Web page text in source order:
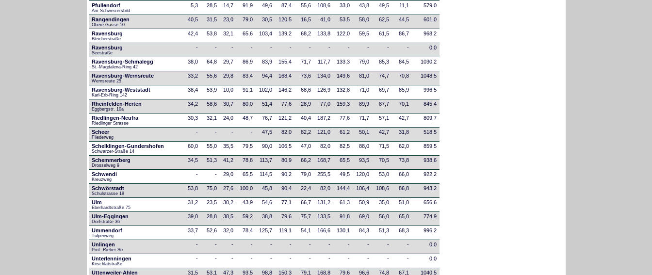
Pfullendorf
Am Schweizersbild
5,3 28,5 14,7 91,9 49,6 87,4 55,6 108,6 33,0 43,8 49,5 11,1 579,0
Rangendingen
Obere Gasse 10
40,5 31,5 23,0 79,0 30,5 120,5 16,5 41,0 53,5 58,0 62,5 44,5 601,0
Ravensburg
Bleicherstraße
42,4 53,8 32,1 65,6 103,4 139,2 68,2 133,8 122,0 59,5 61,5 86,7 968,2
Ravensburg
Seestraße
- - - - - - - - - - - - 0,0
Ravensburg-Schmalegg
St.-Magdalena-Ring 42
38,0 64,8 29,7 86,9 83,9 155,4 71,7 117,7 133,3 79,0 85,3 84,5 1030,2
Ravensburg-Wernsreute
Wernsreute 25
33,2 55,6 29,8 83,4 94,4 168,4 73,6 134,0 149,6 81,0 74,7 70,8 1048,5
Ravensburg-Weststadt
Karl-Erb-Ring 142
38,4 53,9 10,0 91,1 102,0 146,2 68,6 126,9 132,8 71,0 69,7 85,9 996,5
Rheinfelden-Herten
Eggbergstr. 10a
34,2 58,6 30,7 80,0 51,4 77,6 28,9 77,0 159,3 89,9 87,7 70,1 845,4
Riedlingen-Neufra
Riedlinger Strasse
30,3 32,1 24,0 48,7 76,7 121,2 40,4 187,2 77,6 71,7 57,1 42,7 809,7
Scheer
Fliederweg
- - - - 47,5 82,0 82,2 121,0 61,2 50,1 42,7 31,8 518,5
Schelklingen-Gundershofen
Schwarzer-Straße 14
60,0 55,0 35,5 79,5 90,0 106,5 47,0 82,0 82,5 88,0 71,5 62,0 859,5
Schemmerberg
Drosselweg 9
34,5 51,3 41,2 78,8 113,7 80,9 66,2 168,7 65,5 93,5 70,5 73,8 938,6
Schwendi
Kreuzweg
- - 29,0 65,5 114,5 90,2 79,0 255,5 49,5 120,0 53,0 66,0 922,2
Schwörstadt
Schulstrasse 19
53,8 75,0 27,6 100,0 45,8 90,4 22,4 82,0 144,4 106,4 108,6 86,8 943,2
Ulm
Eberhardtstraße 75
31,2 23,5 30,2 43,9 54,6 77,1 66,7 131,2 61,3 50,9 35,0 51,0 656,6
Ulm-Eggingen
Dorfstraße 36
39,0 28,8 38,5 59,2 38,8 79,6 75,7 133,5 91,8 69,0 56,0 65,0 774,9
Ummendorf
Tulpenweg
33,7 52,6 32,0 78,4 125,7 119,1 54,1 166,6 130,1 84,3 51,3 68,3 996,2
Unlingen
Prof.-Rieber-Str.
- - - - - - - - - - - - 0,0
Unterlenningen
Kirschlatstraße
- - - - - - - - - - - - 0,0
Uttenweiler-Ahlen 31,5 53,1 47,3 93,5 98,8 150,3 79,1 168,8 79,6 96,6 74,8 67,1 1040,5